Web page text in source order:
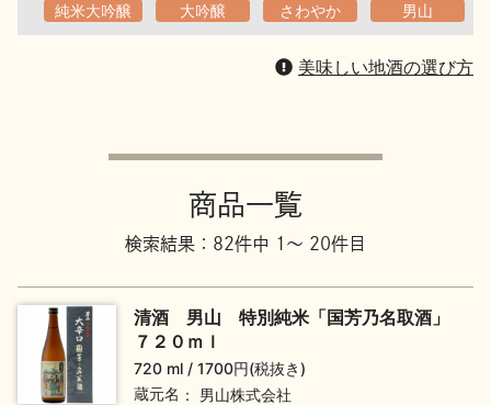
歳時記 地酒蔵元会検定
地酒小説
日本酒の楽しみ方特集
純米大吟醸 大吟醸 さわやか 男山
美味しい地酒の選び方
商品一覧
検索結果：82件中 1～ 20件目
清酒 男山 特別純米「国芳乃名取酒」
７２０ｍｌ
720 ml
1700円(税抜き)
蔵元名
男山株式会社